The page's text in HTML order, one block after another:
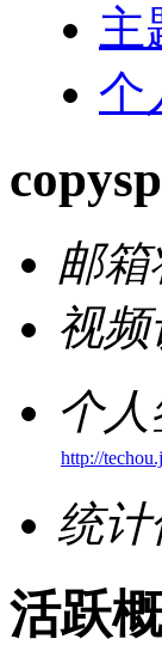
主
个
邮
视
个
http://
统
活跃